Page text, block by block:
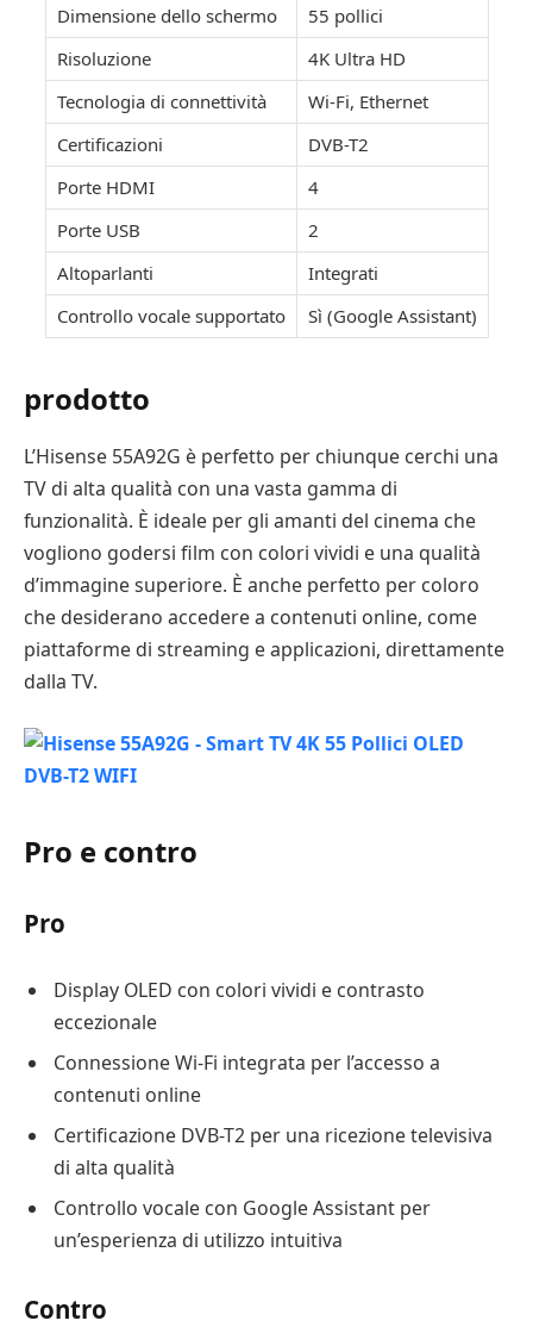
Dimensione dello schermo
55 pollici
Risoluzione
4K Ultra HD
Tecnologia di connettività
Wi-Fi, Ethernet
Certificazioni
DVB-T2
Porte HDMI
4
Porte USB
2
Altoparlanti
Integrati
Controllo vocale supportato
Sì (Google Assistant)
prodotto
L’Hisense 55A92G è perfetto per chiunque cerchi una
TV di alta qualità con una vasta gamma di
funzionalità. È ideale per gli amanti del cinema che
vogliono godersi film con colori vividi e una qualità
d’immagine superiore. È anche perfetto per coloro
che desiderano accedere a contenuti online, come
piattaforme di streaming e applicazioni, direttamente
dalla TV.
Pro e contro
Pro
Display OLED con colori vividi e contrasto
eccezionale
Connessione Wi-Fi integrata per l’accesso a
contenuti online
Certificazione DVB-T2 per una ricezione televisiva
di alta qualità
Controllo vocale con Google Assistant per
un’esperienza di utilizzo intuitiva
Contro